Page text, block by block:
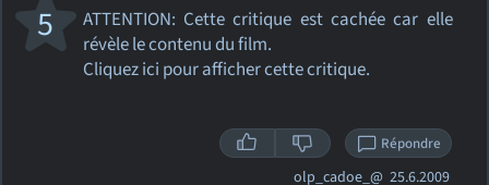
ATTENTION: Cette critique est cachée car elle
révèle le contenu du film.
Cliquez ici pour afficher cette critique.
5
Répondre
olp_cadoe_@ 25.6.2009